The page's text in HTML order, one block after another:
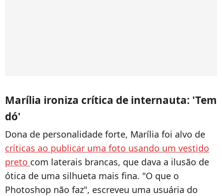
Marília ironiza crítica de internauta: 'Tem
dó'
Dona de personalidade forte, Marília foi alvo de
críticas ao publicar uma foto usando um vestido
preto com laterais brancas, que dava a ilusão de
ótica de uma silhueta mais fina. "O que o
Photoshop não faz", escreveu uma usuária do